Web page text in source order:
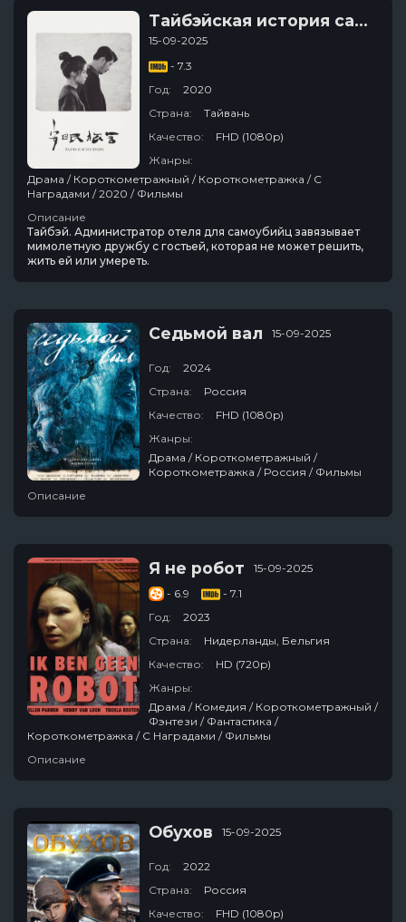
Тайбэйская история самоубийц
15-09-2025
- 7.3
Год:
2020
Страна:
Тайвань
Качество:
FHD (1080p)
Жанры:
Драма / Короткометражный / Короткометражка / С
Наградами / 2020 / Фильмы
Описание
Тайбэй. Администратор отеля для самоубийц завязывает
мимолетную дружбу с гостьей, которая не может решить,
жить ей или умереть.
Седьмой вал 15-09-2025
Год:
2024
Страна:
Россия
Качество:
FHD (1080p)
Жанры:
Драма / Короткометражный /
Короткометражка / Россия / Фильмы
Описание
Я не робот
15-09-2025
- 6.9
- 7.1
Год:
2023
Страна:
Нидерланды, Бельгия
Качество:
HD (720p)
Жанры:
Драма / Комедия / Короткометражный /
Фэнтези / Фантастика /
Короткометражка / С Наградами / Фильмы
Описание
Обухов 15-09-2025
Год:
2022
Страна:
Россия
Качество:
FHD (1080p)